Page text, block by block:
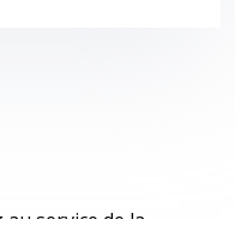
service de la